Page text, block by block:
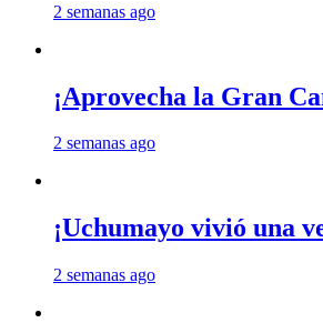
2 semanas ago
¡Aprovecha la Gran
2 semanas ago
¡Uchumayo vivió una
2 semanas ago